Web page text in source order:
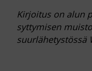
Kirjoitus on alun
syttymisen
suurlähetystössä